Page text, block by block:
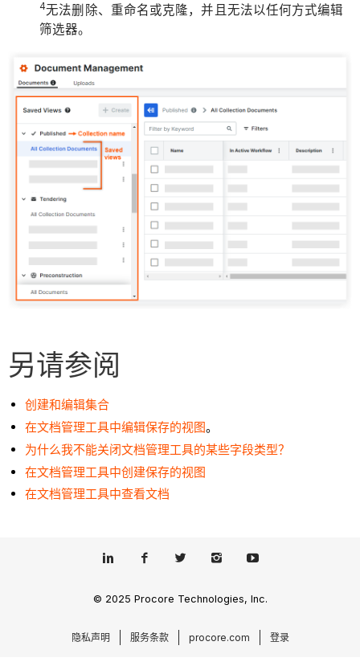
4无法删除、重命名或克隆，并且无法以任何方式编辑
筛选器。
另请参阅
创建和编辑集合
在文档管理工具中编辑保存的视图。
为什么我不能关闭文档管理工具的某些字段类型？
在文档管理工具中创建保存的视图
在文档管理工具中查看文档
© 2025 Procore Technologies, Inc.
隐私声明 服务条款 procore.com 登录